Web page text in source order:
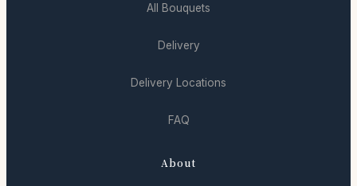
All Bouquets
Delivery
Delivery Locations
FAQ
About